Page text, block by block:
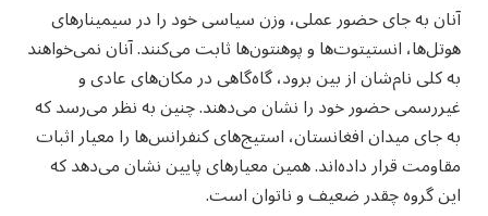
آنان به جای حضور عملی، وزن سیاسی خود را در سیمینارهای
هوتل‌ها، انستیتوت‌ها و پوهنتون‌ها ثابت می‌کنند. آنان نمی‌خواهند
به کلی نام‌شان از بین برود، گاه‌گاهی در مکان‌های عادی و
غیررسمی حضور خود را نشان می‌دهند. چنین به نظر می‌رسد که
به جای میدان افغانستان، استیج‌های کنفرانس‌ها را معیار اثبات
مقاومت قرار داده‌اند. همین معیارهای پایین نشان می‌دهد که
این گروه چقدر ضعیف و ناتوان است.